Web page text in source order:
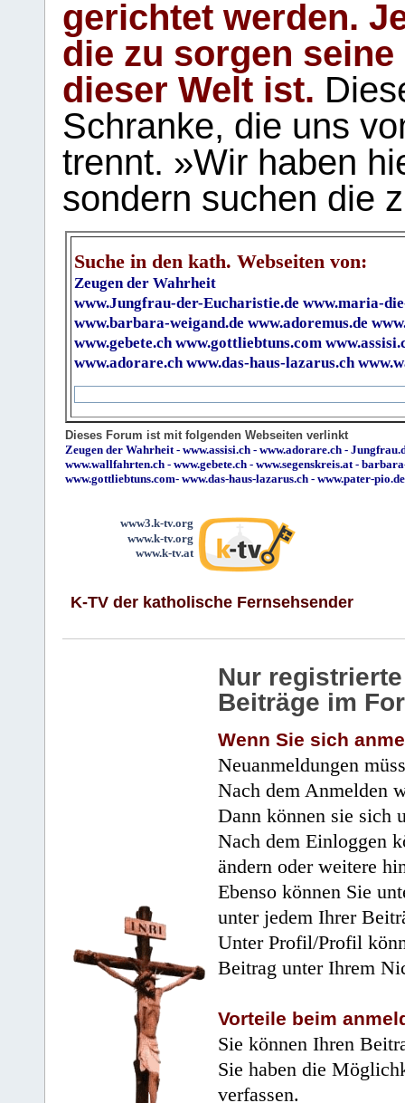
gerichtet werden.
die zu sorgen
dieser Welt ist.
Schranke, die uns
trennt. »Wir haben
sondern suchen die
Suche in den kath. Webseiten von:
Zeugen der Wahrheit
www.Jungfrau-der-Eucharistie.de www.maria-
www.barbara-weigand.de www.adoremus.de
www.gebete.ch www.gottliebtuns.com
www.adorare.ch www.das-haus-lazarus.ch
Dieses Forum ist mit folgenden Webseiten verlinkt
Zeugen der Wahrheit- www.assisi.ch - www.adorare.ch -
www.wallfahrten.ch - www.gebete.ch - www.segenskreis.at-
www.gottliebtuns.com- www.das-haus-lazarus.ch - www.pater-pio.de
www3.k-tv.org
www.k-tv.org
www.k-tv.at
K-TV der katholische Fernsehsender
Nur
Beiträge im
Wenn Sie sich
Neuanmeldungen
Nach dem Anmelden
Dann können sie sich
Nach dem Einloggen
ändern oder weitere
Ebenso können Sie
unter jedem Ihrer
Unter Profil/Profil
Beitrag unter Ihrem
Vorteile beim
Sie können Ihren
Sie haben die
verfassen.